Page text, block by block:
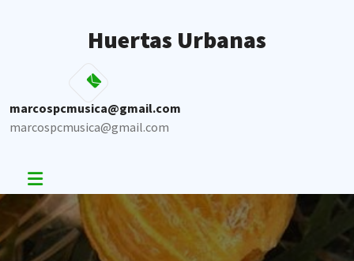
Huertas Urbanas
marcospcmusica@gmail.com
marcospcmusica@gmail.com